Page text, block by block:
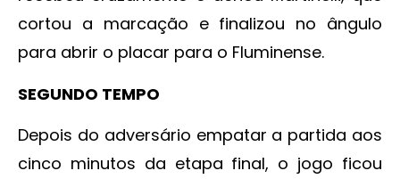
cortou a marcação e finalizou no ângulo
para abrir o placar para o Fluminense.
SEGUNDO TEMPO
Depois do adversário empatar a partida aos
cinco minutos da etapa final, o jogo ficou